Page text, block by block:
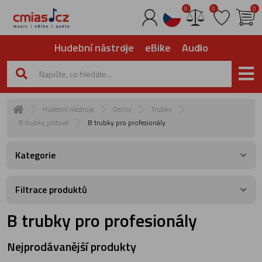
0 0 0
Hudební nástroje eBike Audio
Hudební nástroje Dechy
Trubky
B trubky pístové
B trubky pro profesionály
Kategorie
Filtrace produktů
B trubky pro profesionály
Nejprodávanější produkty